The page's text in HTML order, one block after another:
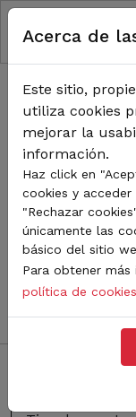
Pasar al contenido
RUTA DE
Inicio Noticias
TODA
Sigue de cerca
Aragón. Aquí
competiciones,
mucho más.
no te pierdas
Acerca de
Este sitio,
utiliza cookies
mejorar la
información.
Haz click en
cookies y
"Rechazar
únicamente las
básico del sitio
Para obtener
política de cookies